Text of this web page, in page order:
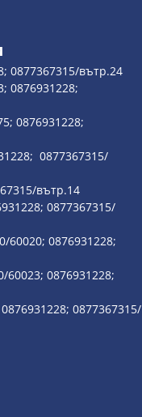
0877367315/вътр.24
0876931228;
0876931228;
0877367315/
вътр.14
0877367315/
60020; 0876931228;
60023; 0876931228;
0877367315/